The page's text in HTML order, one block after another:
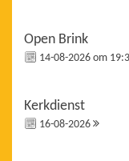
Open Brink
14-08-2026 om
Kerkdienst
16-08-2026